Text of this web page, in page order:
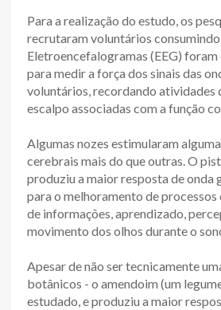
Para a realização do estudo, os
recrutaram voluntários
Eletroencefalogramas (EEG)
para medir a força dos sinais das
voluntários, recordando atividades
escalpo associadas com a função
Algumas nozes estimularam
cerebrais mais do que outras. O
produziu a maior resposta de onda
para o melhoramento de
de informações, aprendizado,
movimento dos olhos durante o
Apesar de não ser tecnicamente
botânicos - o amendoim (um
estudado, e produziu a maior